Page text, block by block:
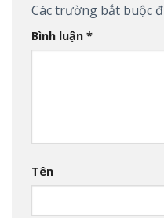
Các trường bắt buộc
Bình luận *
Tên